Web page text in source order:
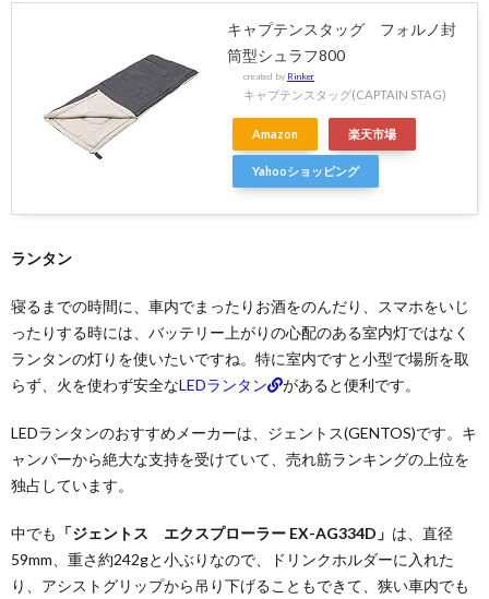
キャプテンスタッグ フォルノ封
筒型シュラフ800
created by Rinker
キャプテンスタッグ(CAPTAIN STAG)
Amazon 楽天市場
Yahooショッピング
ランタン
寝るまでの時間に、車内でまったりお酒をのんだり、スマホをいじ
ったりする時には、バッテリー上がりの心配のある室内灯ではなく
ランタンの灯りを使いたいですね。特に室内ですと小型で場所を取
らず、火を使わず安全なLEDランタン があると便利です。
LEDランタンのおすすめメーカーは、ジェントス(GENTOS)です。キ
ャンパーから絶大な支持を受けていて、売れ筋ランキングの上位を
独占しています。
中でも 「ジェントス エクスプローラー EX-AG334D」 は、直径
59mm、重さ約242gと小ぶりなので、ドリンクホルダーに入れた
り、アシストグリップから吊り下げることもできて、狭い車内でも